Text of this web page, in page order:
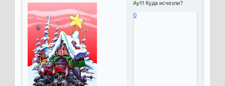
Ау!!! Куда исчезли?
0